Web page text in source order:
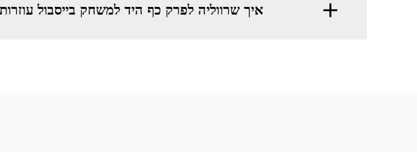
איך שרווליה לפרק כף היד למשחק בייסבול